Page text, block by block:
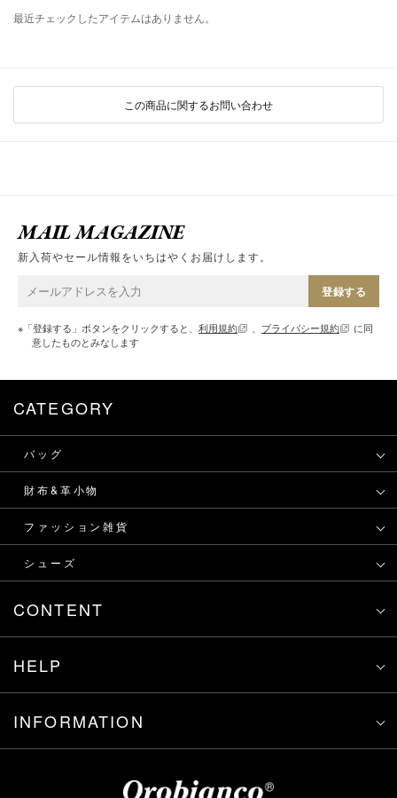
最近チェックしたアイテムはありません。
この商品に関するお問い合わせ
MAIL MAGAZINE
新入荷やセール情報をいちはやくお届けします。
登録する
※「登録する」ボタンをクリックすると、 利用規約 、 プライバシー規約
に同
意したものとみなします
CATEGORY
バッグ
財布&革小物
ファッション雑貨
シューズ
CONTENT
HELP
INFORMATION